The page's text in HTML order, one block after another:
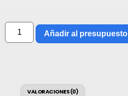
Añadir al presupuesto
VALORACIONES (0)